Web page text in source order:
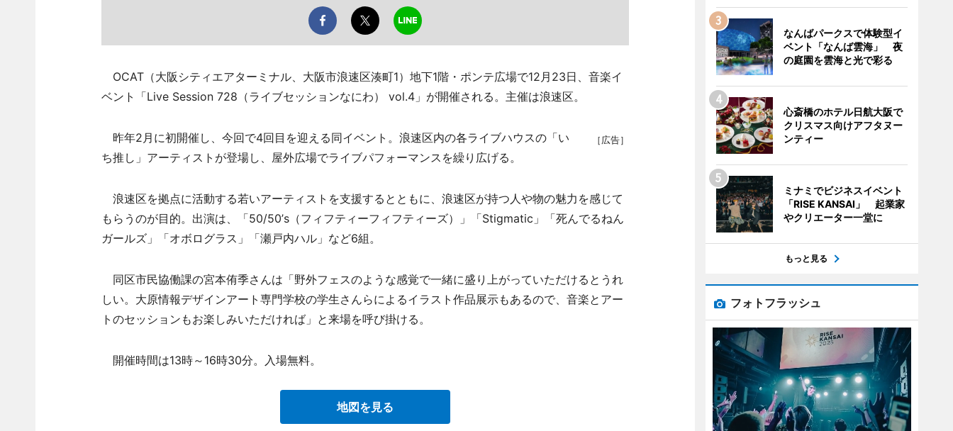
OCAT（大阪シティエアターミナル、大阪市浪速区湊町1）地下1階・ポンテ広場で12月23日、音楽イ
ベント「Live Session 728（ライブセッションなにわ） vol.4」が開催される。主催は浪速区。
［広告］
昨年2月に初開催し、今回で4回目を迎える同イベント。浪速区内の各ライブハウスの「い
ち推し」アーティストが登場し、屋外広場でライブパフォーマンスを繰り広げる。
浪速区を拠点に活動する若いアーティストを支援するとともに、浪速区が持つ人や物の魅力を感じて
もらうのが目的。出演は、「50/50’s（フィフティーフィフティーズ）」「Stigmatic」「死んでるねん
ガールズ」「オボログラス」「瀬戸内ハル」など6組。
同区市民協働課の宮本侑季さんは「野外フェスのような感覚で一緒に盛り上がっていただけるとうれ
しい。大原情報デザインアート専門学校の学生さんらによるイラスト作品展示もあるので、音楽とアー
トのセッションもお楽しみいただければ」と来場を呼び掛ける。
開催時間は13時～16時30分。入場無料。
地図を見る
なんばパークスで体験型イ
ベント「なんば雲海」 夜
の庭園を雲海と光で彩る
心斎橋のホテル日航大阪で
クリスマス向けアフタヌー
ンティー
ミナミでビジネスイベント
「RISE KANSAI」 起業家
やクリエーター一堂に
もっと見る
フォトフラッシュ